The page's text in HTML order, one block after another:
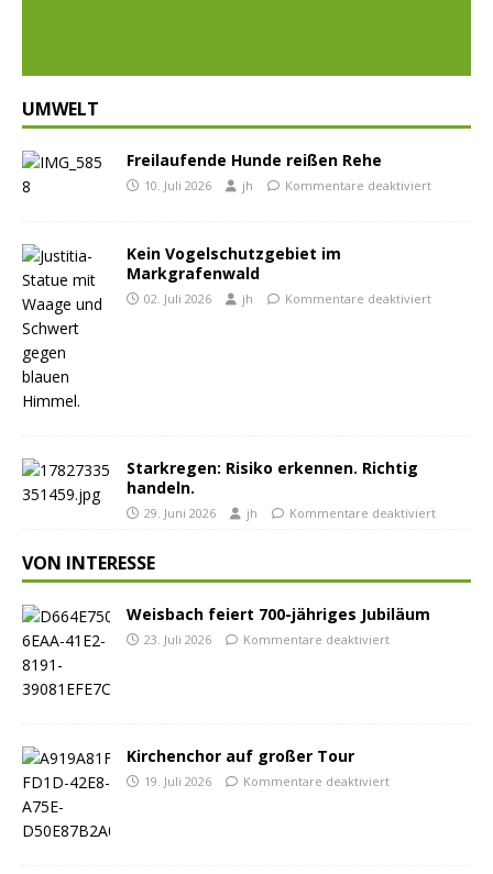
UMWELT
Freilaufende Hunde reißen Rehe
10. Juli 2026 jh Kommentare deaktiviert
Kein Vogelschutzgebiet im
Markgrafenwald
02. Juli 2026 jh Kommentare deaktiviert
Starkregen: Risiko erkennen. Richtig
handeln.
29. Juni 2026 jh Kommentare deaktiviert
VON INTERESSE
Weisbach feiert 700-jähriges Jubiläum
23. Juli 2026 Kommentare deaktiviert
Kirchenchor auf großer Tour
19. Juli 2026 Kommentare deaktiviert